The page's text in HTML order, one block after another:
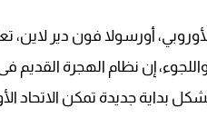
أورسولا فون دير لاين،
إن نظام الهجرة القديم فى
بداية جديدة تمكن الاتحاد